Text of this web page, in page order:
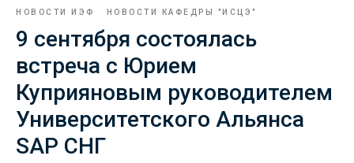
НОВОСТИ ИЭФ НОВОСТИ КАФЕДРЫ "ИСЦЭ"
9 сентября состоялась
встреча с Юрием
Куприяновым руководителем
Университетского Альянса
SAP СНГ